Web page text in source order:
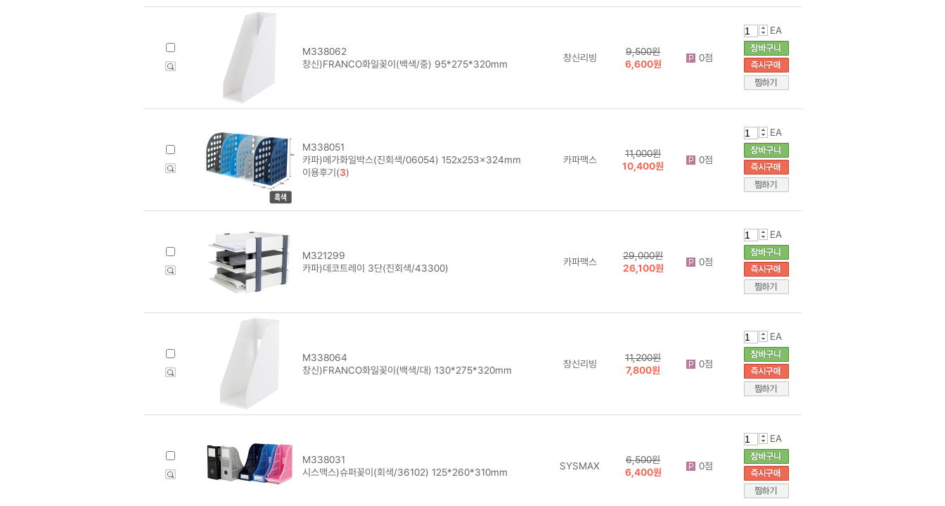
M338062
창신)FRANCO화일꽂이(백색/중) 95*275*320mm
창신리빙
9,500원
6,600원
0점
EA
M338051
카파)메가화일박스(진회색/06054) 152x253x324mm
이용후기(3)
카파맥스
11,000원
10,400원
0점
EA
M321299
카파)데코트레이 3단(진회색/43300)
카파맥스
29,000원
26,100원
0점
EA
M338064
창신)FRANCO화일꽂이(백색/대) 130*275*320mm
창신리빙
11,200원
7,800원
0점
EA
M338031
시스맥스)슈퍼꽂이(회색/36102) 125*260*310mm
SYSMAX
6,500원
6,400원
0점
EA